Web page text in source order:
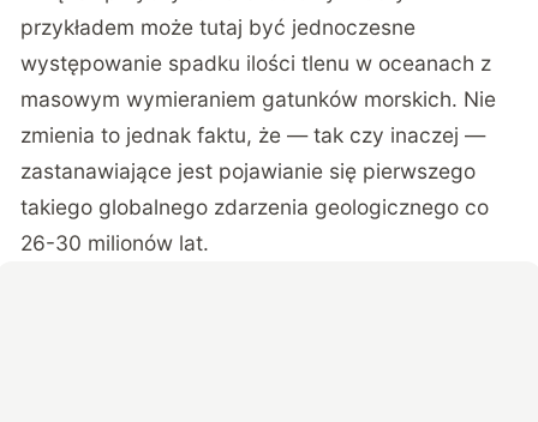
przykładem może tutaj być jednoczesne
występowanie spadku ilości tlenu w oceanach z
masowym wymieraniem gatunków morskich. Nie
zmienia to jednak faktu, że — tak czy inaczej —
zastanawiające jest pojawianie się pierwszego
takiego globalnego zdarzenia geologicznego co
26-30 milionów lat.